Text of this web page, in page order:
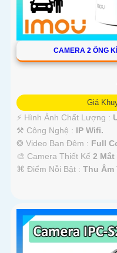
CAMERA 2 ỐNG
Giá
️⚡ Hình Ành Chất Lượng :
⚒ Công Nghệ : IP Wifi.
❂ Video Ban Đêm : Full
🎨 Camera Thiết Kế 2 Mắt
️⌘ Điểm Nỗi Bật : Thu Âm